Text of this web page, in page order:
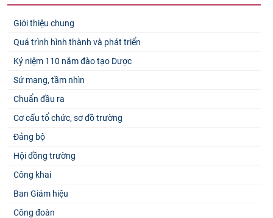
Giới thiệu chung
Quá trình hình thành và phát triển
Kỷ niệm 110 năm đào tạo Dược
Sứ mạng, tầm nhìn
Chuẩn đầu ra
Cơ cấu tổ chức, sơ đồ trường
Đảng bộ
Hội đồng trường
Công khai
Ban Giám hiệu
Công đoàn